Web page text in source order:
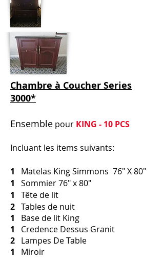
Chambre à Coucher Series
3000*
Ensemble pour KING - 10 PCS
Incluant les items suivants:
1 Matelas King Simmons 76" X 80"
1 Sommier 76" x 80"
1
Tête de lit
2 Tables de nuit
1 Base de lit King
1
Credence Dessus Granit
2 Lampes De Table
1 Miroir